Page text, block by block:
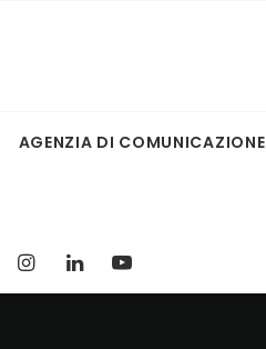
AGENZIA DI COMUNICAZIONE